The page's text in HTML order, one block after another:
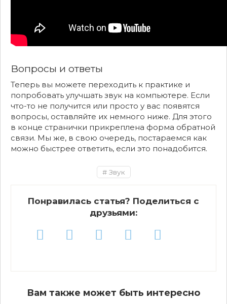
Вопросы и ответы
Теперь вы можете переходить к практике и
попробовать улучшать звук на компьютере. Если
что-то не получится или просто у вас появятся
вопросы, оставляйте их немного ниже. Для этого
в конце странички прикреплена форма обратной
связи. Мы же, в свою очередь, постараемся как
можно быстрее ответить, если это понадобится.
Звук
Понравилась статья? Поделиться с
друзьями:
Вам также может быть интересно